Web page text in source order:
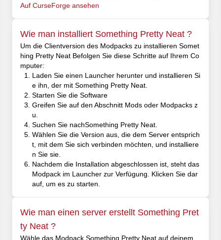
Auf CurseForge ansehen
Wie man installiert Something Pretty Neat ?
Um die Clientversion des Modpacks zu installieren Somet
hing Pretty Neat Befolgen Sie diese Schritte auf Ihrem Co
mputer:
Laden Sie einen Launcher herunter und installieren Si
e ihn, der mit Something Pretty Neat.
Starten Sie die Software
Greifen Sie auf den Abschnitt Mods oder Modpacks z
u.
Suchen Sie nachSomething Pretty Neat.
Wählen Sie die Version aus, die dem Server entsprich
t, mit dem Sie sich verbinden möchten, und installiere
n Sie sie.
Nachdem die Installation abgeschlossen ist, steht das
Modpack im Launcher zur Verfügung. Klicken Sie dar
auf, um es zu starten.
Wie man einen server erstellt Something Pret
ty Neat ?
Wähle das Modpack Something Pretty Neat auf deinem